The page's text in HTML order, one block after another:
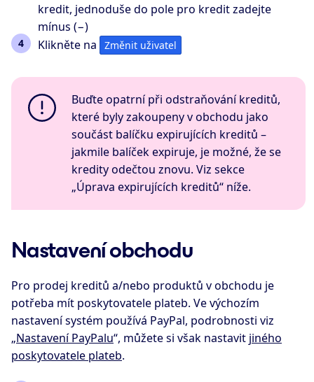
kredit, jednoduše do pole pro kredit zadejte
mínus (−)
Klikněte na
Změnit uživatel
Buďte opatrní při odstraňování kreditů,
které byly zakoupeny v obchodu jako
součást balíčku expirujících kreditů –
jakmile balíček expiruje, je možné, že se
kredity odečtou znovu. Viz sekce
„Úprava expirujících kreditů“ níže.
Nastavení obchodu
Pro prodej kreditů a/nebo produktů v obchodu je
potřeba mít poskytovatele plateb. Ve výchozím
nastavení systém používá PayPal, podrobnosti viz
„Nastavení PayPalu“, můžete si však nastavit jiného
poskytovatele plateb.